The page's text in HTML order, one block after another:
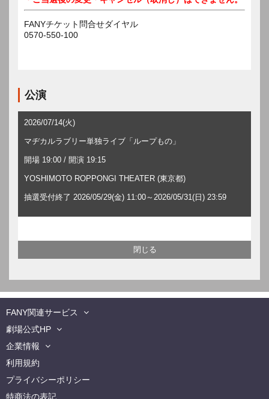
FANYチケット問合せダイヤル
0570-550-100
公演
2026/07/14(火)
マヂカルラブリー単独ライブ「ループもの」
開場 19:00 / 開演 19:15
YOSHIMOTO ROPPONGI THEATER (東京都)
抽選受付終了 2026/05/29(金) 11:00～2026/05/31(日) 23:59
FANY関連サービス
劇場公式HP
企業情報
利用規約
プライバシーポリシー
特商法の表記